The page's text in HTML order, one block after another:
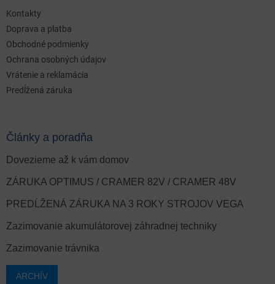
Kontakty
Doprava a platba
Obchodné podmienky
Ochrana osobných údajov
Vrátenie a reklamácia
Predĺžená záruka
Články a poradňa
Dovezieme až k vám domov
ZÁRUKA OPTIMUS / CRAMER 82V / CRAMER 48V
PREDĹŽENÁ ZÁRUKA NA 3 ROKY STROJOV VEGA
Zazimovanie akumulátorovej záhradnej techniky
Zazimovanie trávnika
ARCHÍV